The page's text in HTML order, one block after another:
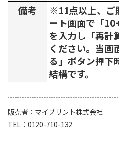
備考
※11点以上、ご
ート画面で「
を入力し「再計
ください。当画
る」ボタン押下
結構です。
販売者
マイプリント株式会社
TEL
0120-710-132